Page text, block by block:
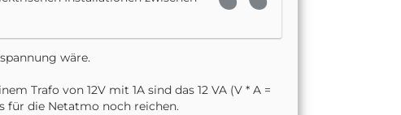
wäre.
Trafo von 12V mit 1A sind das 12 VA (V * A =
für die Netatmo noch reichen.